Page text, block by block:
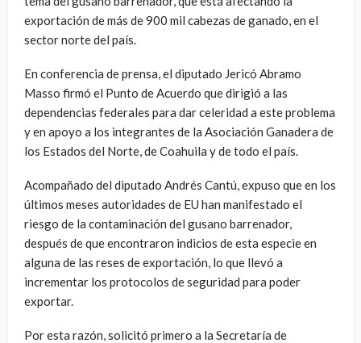
exportación de más de 900 mil cabezas de ganado, en el
sector norte del país.
En conferencia de prensa, el diputado Jericó Abramo
Masso firmó el Punto de Acuerdo que dirigió a las
dependencias federales para dar celeridad a este problema
y en apoyo a los integrantes de la Asociación Ganadera de
los Estados del Norte, de Coahuila y de todo el país.
Acompañado del diputado Andrés Cantú, expuso que en los
últimos meses autoridades de EU han manifestado el
riesgo de la contaminación del gusano barrenador,
después de que encontraron indicios de esta especie en
alguna de las reses de exportación, lo que llevó a
incrementar los protocolos de seguridad para poder
exportar.
Por esta razón, solicitó primero a la Secretaría de